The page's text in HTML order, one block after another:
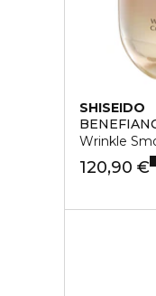
SHISEIDO
Wrinkle
120,90 €